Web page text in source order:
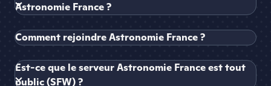
Astronomie France ?
Comment rejoindre Astronomie France ?
Est-ce que le serveur Astronomie France est tout
public (SFW) ?